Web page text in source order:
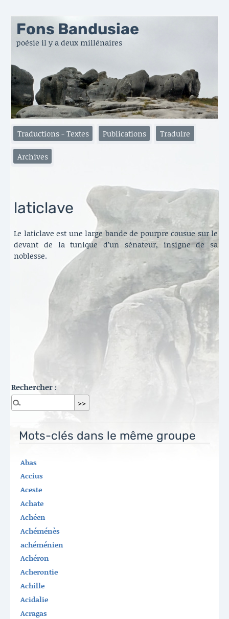
Fons Bandusiae
poésie il y a deux millénaires
Traductions - Textes Publications Traduire
Archives
laticlave
Le laticlave est une large bande de pourpre cousue sur le
devant de la tunique d’un sénateur, insigne de sa
noblesse.
Rechercher :
Mots-clés dans le même groupe
Abas
Accius
Aceste
Achate
Achéen
Achéménès
achéménien
Achéron
Acherontie
Achille
Acidalie
Acragas